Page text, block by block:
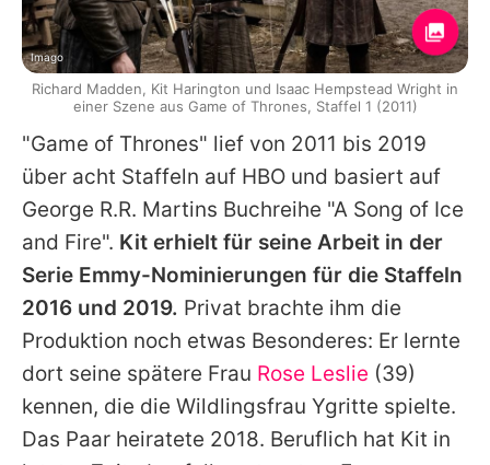
"Game of Thrones" lief von 2011 bis 2019
über acht Staffeln auf HBO und basiert auf
George R.R. Martins Buchreihe "A Song of Ice
and Fire". Kit erhielt für seine Arbeit in der
Serie Emmy-Nominierungen für die Staffeln
2016 und 2019. Privat brachte ihm die
Produktion noch etwas Besonderes: Er lernte
dort seine spätere Frau Rose Leslie (39)
kennen, die die Wildlingsfrau Ygritte spielte.
Das Paar heiratete 2018. Beruflich hat Kit in
Imago
Richard Madden, Kit Harington und Isaac Hempstead Wright in
einer Szene aus Game of Thrones, Staffel 1 (2011)